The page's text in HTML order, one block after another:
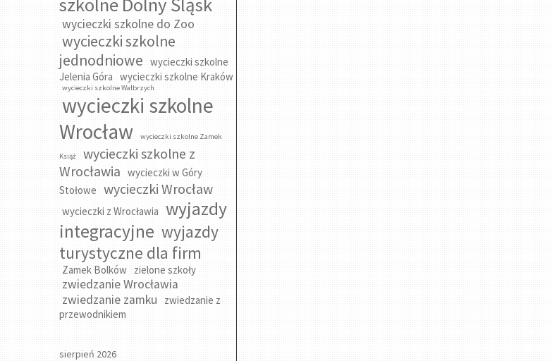
wycieczki szkolne do Zoo
wycieczki szkolne
jednodniowe wycieczki szkolne
Jelenia Góra wycieczki szkolne Kraków
wycieczki szkolne Wałbrzych
wycieczki szkolne
Wrocław
wycieczki szkolne Zamek
Książ
wycieczki szkolne z
Wrocławia wycieczki w Góry
Stołowe wycieczki Wrocław
wycieczki z Wrocławia wyjazdy
integracyjne wyjazdy
turystyczne dla firm
Zamek Bolków zielone szkoły
zwiedzanie Wrocławia
zwiedzanie zamku
zwiedzanie z
przewodnikiem
sierpień 2026